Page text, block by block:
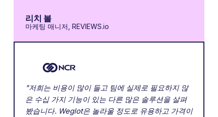
리치 볼
마케팅 매니저, REVIEWS.io
"저희는 비용이 많이 들고 팀에 실제로 필요하지 않
은 수십 가지 기능이 있는 다른 많은 솔루션을 살펴
봤습니다. Weglot은 놀라울 정도로 유용하고 가격이